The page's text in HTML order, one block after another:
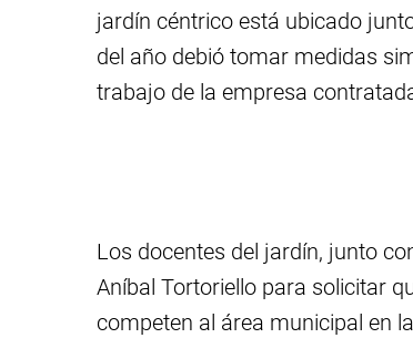
jardín céntrico está ubicado
del año debió tomar medidas
trabajo de la empresa
Los docentes del jardín, junto
Aníbal Tortoriello para solicitar
competen al área municipal en